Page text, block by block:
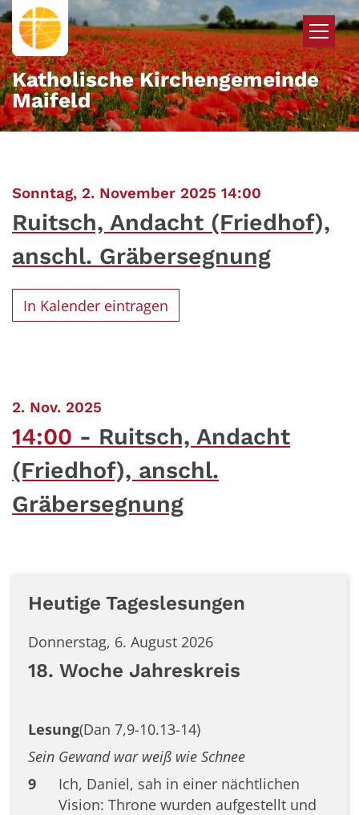
Zum Inhalt springen
Katholische Kirchengemeinde
Maifeld
Sonntag, 2. November 2025 14:00
Ruitsch, Andacht (Friedhof),
anschl. Gräbersegnung
In Kalender eintragen
2. Nov. 2025
14:00
Ruitsch, Andacht
(Friedhof), anschl.
Gräbersegnung
Heutige Tageslesungen
Donnerstag, 6. August 2026
18. Woche Jahreskreis
Lesung(Dan 7,9-10.13-14)
Sein Gewand war weiß wie Schnee
9
Ich, Daniel, sah in einer nächtlichen
Vision: Throne wurden aufgestellt und